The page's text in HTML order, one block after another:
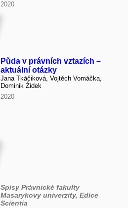
2020
Půda v právních vztazích –
aktuální otázky
Jana Tkáčiková, Vojtěch Vomáčka,
Dominik Židek
2020
Spisy Právnické fakulty
Masarykovy univerzity, Edice
Scientia